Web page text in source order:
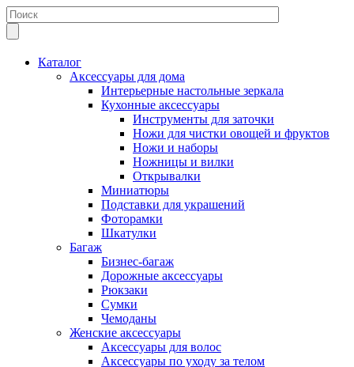
Каталог
Аксессуары для дома
Интерьерные настольные зеркала
Кухонные аксессуары
Инструменты для заточки
Ножи для чистки овощей и фруктов
Ножи и наборы
Ножницы и вилки
Открывалки
Миниатюры
Подставки для украшений
Фоторамки
Шкатулки
Багаж
Бизнес-багаж
Дорожные аксессуары
Рюкзаки
Сумки
Чемоданы
Женские аксессуары
Аксессуары для волос
Аксессуары по уходу за телом